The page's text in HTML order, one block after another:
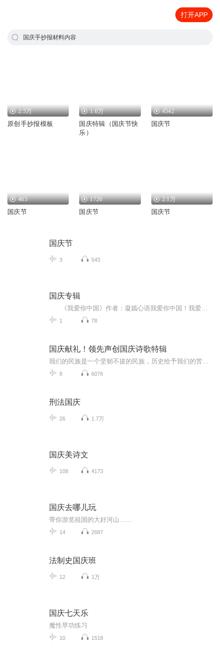
打开APP
国庆手抄报材料内容
2.5万
原创手抄报模板
1.6万
国庆特辑（国庆节快
乐）
4542
国庆节
465
国庆节
1726
国庆节
2.1万
国庆节
国庆节
3 543
国庆专辑
1 78
国庆献礼！领先声创国庆诗歌特辑
8 6076
刑法国庆
26 1.7万
国庆美诗文
108 4173
国庆去哪儿玩
带你游览祖国的大好河山……
14 2687
法制史国庆班
12 1万
国庆七天乐
魔性早功练习
10 1518